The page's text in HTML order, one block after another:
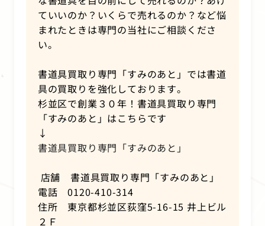
ていいのか？いくらで売れるのか？など悩
まれたときは専門の当社にご相談くださ
い。
書道具買取り専門「すみのあと」では書道
具の買取りを強化しております。
杉並区で創業３０年！書道具買取り専門
「すみのあと」はこちらです
↓
書道具買取り専門「すみのあと」
店舗 書道具買取り専門「すみのあと」
電話 0120-410-314
住所 東京都杉並区荻窪5-16-15 井上ビル
２Ｆ